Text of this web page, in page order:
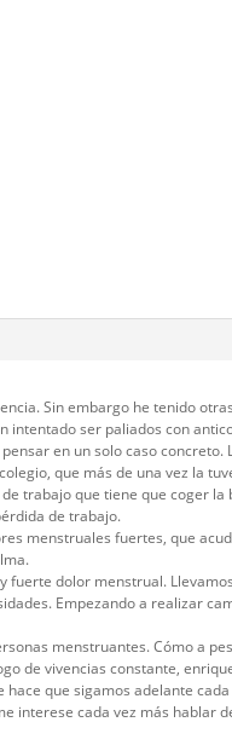
Sin embargo he tenido
intentado ser paliados con
en un solo caso concreto.
que más de una vez la
trabajo que tiene que coger la
de trabajo.
menstruales fuertes, que
fuerte dolor menstrual.
Empezando a realizar
menstruantes. Cómo a
de vivencias constante,
que sigamos adelante cada
interese cada vez más hablar